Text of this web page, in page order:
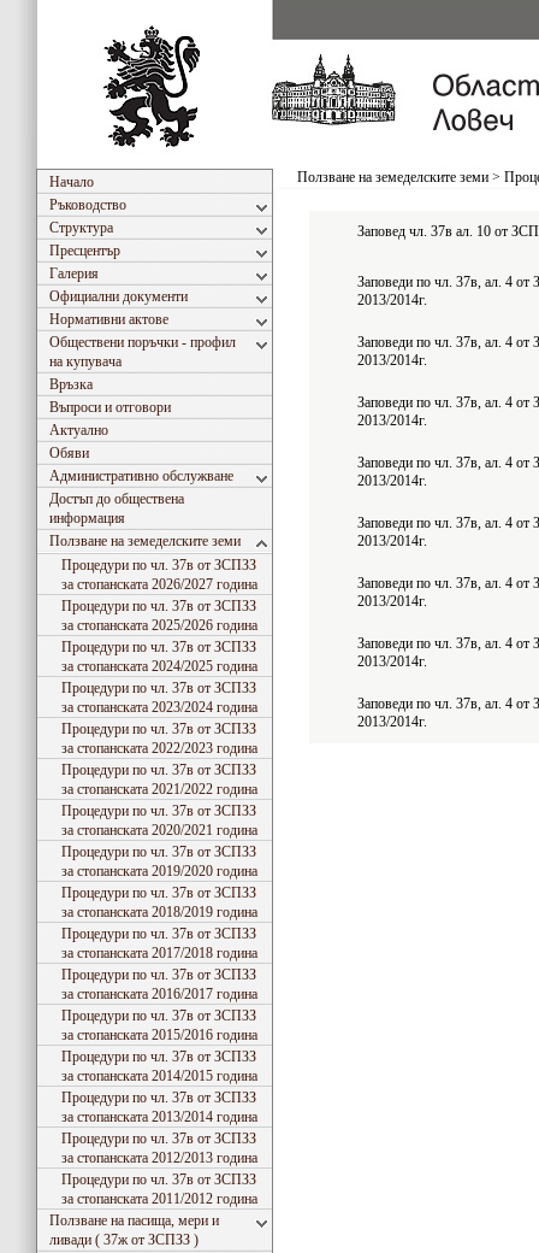
Начало
Ръководство
Структура
Пресцентър
Галерия
Официални документи
Нормативни актове
Обществени поръчки - профил
на купувача
Връзка
Въпроси и отговори
Актуално
Обяви
Административно обслужване
Достъп до обществена
информация
Ползване на земеделските земи
Процедури по чл. 37в от ЗСПЗЗ
за стопанската 2026/2027 година
Процедури по чл. 37в от ЗСПЗЗ
за стопанската 2025/2026 година
Процедури по чл. 37в от ЗСПЗЗ
за стопанската 2024/2025 година
Процедури по чл. 37в от ЗСПЗЗ
за стопанската 2023/2024 година
Процедури по чл. 37в от ЗСПЗЗ
за стопанската 2022/2023 година
Процедури по чл. 37в от ЗСПЗЗ
за стопанската 2021/2022 година
Процедури по чл. 37в от ЗСПЗЗ
за стопанската 2020/2021 година
Процедури по чл. 37в от ЗСПЗЗ
за стопанската 2019/2020 година
Процедури по чл. 37в от ЗСПЗЗ
за стопанската 2018/2019 година
Процедури по чл. 37в от ЗСПЗЗ
за стопанската 2017/2018 година
Процедури по чл. 37в от ЗСПЗЗ
за стопанската 2016/2017 година
Процедури по чл. 37в от ЗСПЗЗ
за стопанската 2015/2016 година
Процедури по чл. 37в от ЗСПЗЗ
за стопанската 2014/2015 година
Процедури по чл. 37в от ЗСПЗЗ
за стопанската 2013/2014 година
Процедури по чл. 37в от ЗСПЗЗ
за стопанската 2012/2013 година
Процедури по чл. 37в от ЗСПЗЗ
за стопанската 2011/2012 година
Ползване на пасища, мери и
ливади ( 37ж от ЗСПЗЗ )
Ползване на земеделските земи >
Заповед чл. 37в ал. 10 от
Заповеди по чл. 37в, ал. 4 от
2013/2014г.
Заповеди по чл. 37в, ал. 4 от
2013/2014г.
Заповеди по чл. 37в, ал. 4 от
2013/2014г.
Заповеди по чл. 37в, ал. 4 от
2013/2014г.
Заповеди по чл. 37в, ал. 4 от
2013/2014г.
Заповеди по чл. 37в, ал. 4 от
2013/2014г.
Заповеди по чл. 37в, ал. 4 от
2013/2014г.
Заповеди по чл. 37в, ал. 4 от
2013/2014г.